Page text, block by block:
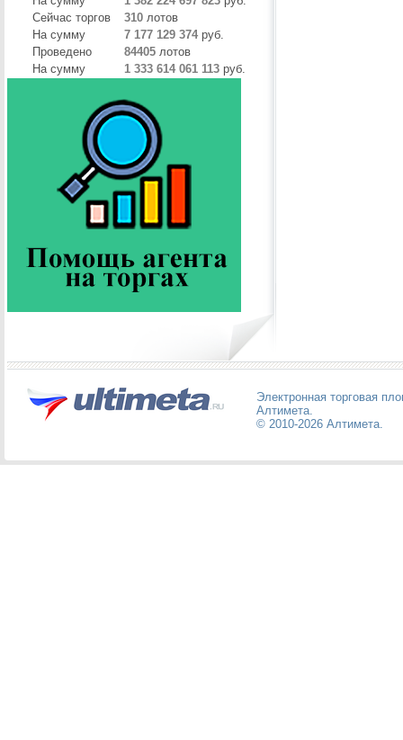
Сейчас торгов
310 лотов
На сумму
7 177 129 374 руб.
Проведено
84405 лотов
На сумму
1 333 614 061 113 руб.
Электронная торговая
Алтимета.
© 2010-2026 Алтимета.